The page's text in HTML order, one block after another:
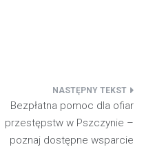
Bezpłatna pomoc dla ofiar
przestępstw w Pszczynie –
poznaj dostępne wsparcie